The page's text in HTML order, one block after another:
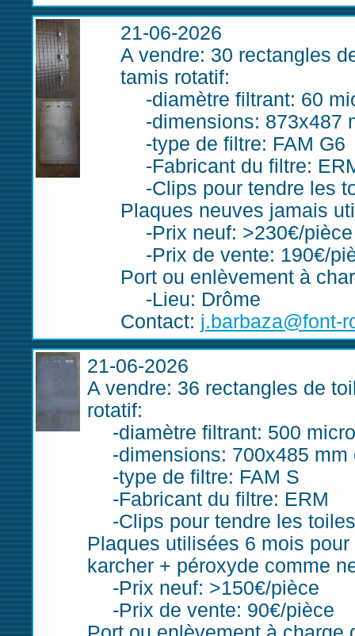
21-06-2026
A vendre: 30 rectangles
tamis rotatif:
diamètre filtrant: 60
dimensions: 873x487
type de filtre: FAM G6
Fabricant du filtre:
Clips pour tendre les
Plaques neuves jamais
Prix neuf: >230€/pièce
Prix de vente: 190€/
Port ou enlèvement à
Lieu: Drôme
Contact: j.barbaza@font-
21-06-2026
A vendre: 36 rectangles de
rotatif:
diamètre filtrant: 500
dimensions: 700x485 mm
type de filtre: FAM S
Fabricant du filtre: ERM
Clips pour tendre les toiles
Plaques utilisées 6 mois
karcher + péroxyde comme
Prix neuf: >150€/pièce
Prix de vente: 90€/pièce